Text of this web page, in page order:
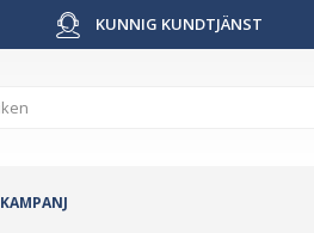
KUNNIG KUNDTJÄNST
KAMPANJ